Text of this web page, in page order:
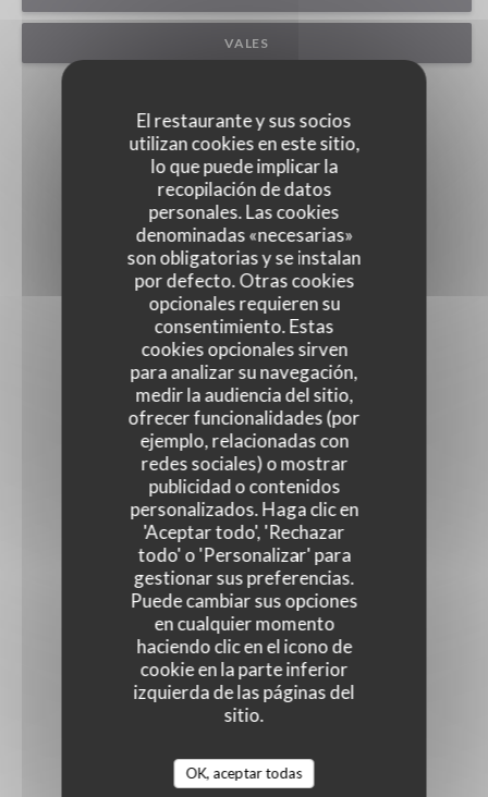
El restaurante y sus socios
utilizan cookies en este sitio,
lo que puede implicar la
recopilación de datos
personales. Las cookies
denominadas «necesarias»
son obligatorias y se instalan
por defecto. Otras cookies
opcionales requieren su
consentimiento. Estas
cookies opcionales sirven
para analizar su navegación,
medir la audiencia del sitio,
ofrecer funcionalidades (por
ejemplo, relacionadas con
redes sociales) o mostrar
publicidad o contenidos
personalizados. Haga clic en
'Aceptar todo', 'Rechazar
todo' o 'Personalizar' para
gestionar sus preferencias.
Puede cambiar sus opciones
en cualquier momento
haciendo clic en el icono de
cookie en la parte inferior
izquierda de las páginas del
sitio.
OK, aceptar todas
VALES